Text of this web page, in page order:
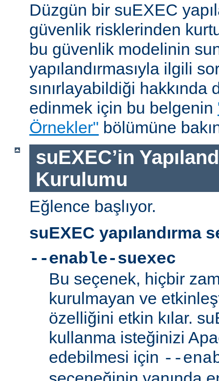
Düzgün bir suEXEC
güvenlik risklerinden
bu güvenlik modelinin
yapılandırmasıyla ilgili
sınırlayabildiği hakkında
edinmek için bu belgenin
Örnekler" bölümüne
suEXEC’in
Kurulumu
Eğlence başlıyor.
suEXEC yapılandırma
--enable-suexec
Bu seçenek, hiçbir
kurulmayan ve
özelliğini etkin kılar.
kullanma isteğinizi
edebilmesi için --